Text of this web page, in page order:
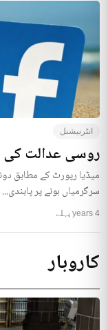
انٹرنیشنل
روسی عدالت کی
میڈیا رپورٹ کے مطابق
سرگرمیاں ہونے پر پابندی...
4 years پہلے
کاروبار